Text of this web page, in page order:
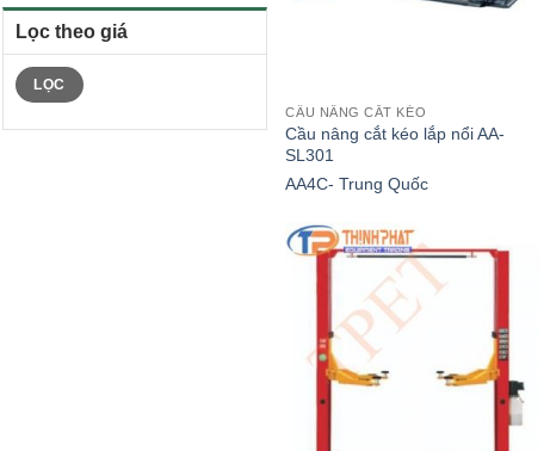
Lọc theo giá
Giá
tối
thiểu
Giá
tối
đa
LỌC
CẦU NÂNG CẮT KÉO
Cầu nâng cắt kéo lắp nổi AA-
SL301
AA4C- Trung Quốc